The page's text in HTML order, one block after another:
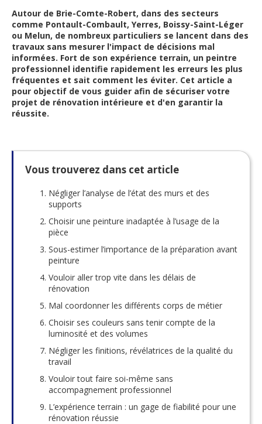
Autour de Brie-Comte-Robert, dans des secteurs
comme Pontault-Combault, Yerres, Boissy-Saint-Léger
ou Melun, de nombreux particuliers se lancent dans des
travaux sans mesurer l'impact de décisions mal
informées. Fort de son expérience terrain, un peintre
professionnel identifie rapidement les erreurs les plus
fréquentes et sait comment les éviter. Cet article a
pour objectif de vous guider afin de sécuriser votre
projet de rénovation intérieure et d'en garantir la
réussite.
Vous trouverez dans cet article
Négliger l’analyse de l’état des murs et des
supports
Choisir une peinture inadaptée à l’usage de la
pièce
Sous-estimer l’importance de la préparation avant
peinture
Vouloir aller trop vite dans les délais de
rénovation
Mal coordonner les différents corps de métier
Choisir ses couleurs sans tenir compte de la
luminosité et des volumes
Négliger les finitions, révélatrices de la qualité du
travail
Vouloir tout faire soi-même sans
accompagnement professionnel
L’expérience terrain : un gage de fiabilité pour une
rénovation réussie